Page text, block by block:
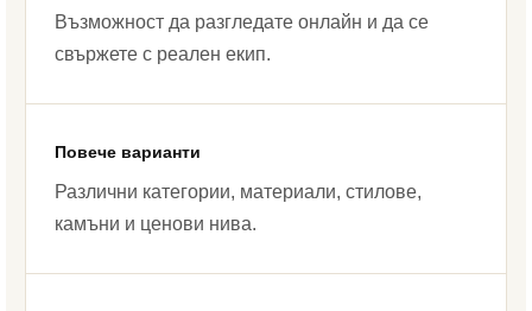
Възможност да разгледате онлайн и да се
свържете с реален екип.
Повече варианти
Различни категории, материали, стилове,
камъни и ценови нива.